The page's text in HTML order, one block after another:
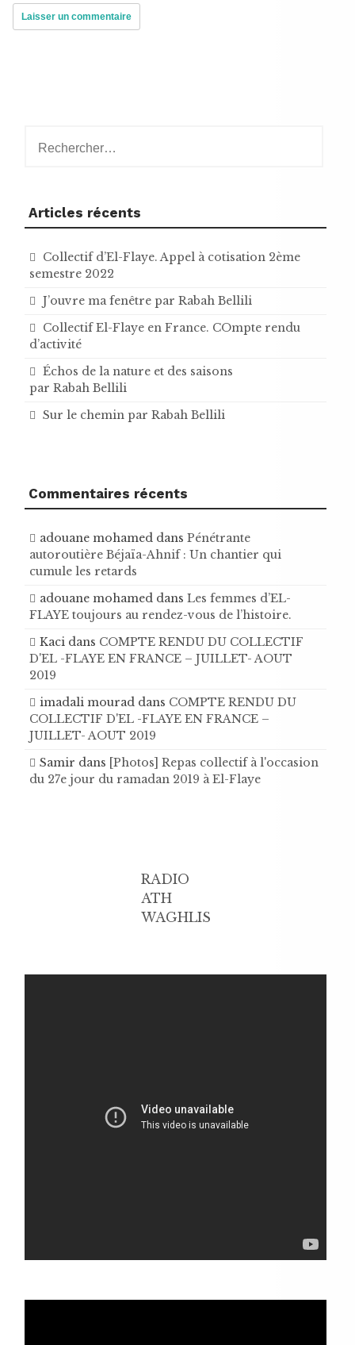
Articles récents
Collectif d’El-Flaye. Appel à cotisation 2ème
semestre 2022
J’ouvre ma fenêtre par Rabah Bellili
Collectif El-Flaye en France. COmpte rendu
d’activité
Échos de la nature et des saisons
par Rabah Bellili
Sur le chemin par Rabah Bellili
Commentaires récents
adouane mohamed dans Pénétrante
autoroutière Béjaïa-Ahnif : Un chantier qui
cumule les retards
adouane mohamed dans Les femmes d’EL-
FLAYE toujours au rendez-vous de l’histoire .
Kaci dans COMPTE RENDU DU COLLECTIF
D'EL -FLAYE EN FRANCE – JUILLET- AOUT
2019
imadali mourad dans COMPTE RENDU DU
COLLECTIF D'EL -FLAYE EN FRANCE –
JUILLET- AOUT 2019
Samir dans [Photos] Repas collectif à l'occasion
du 27e jour du ramadan 2019 à El-Flaye
RADIO
ATH
WAGHLIS